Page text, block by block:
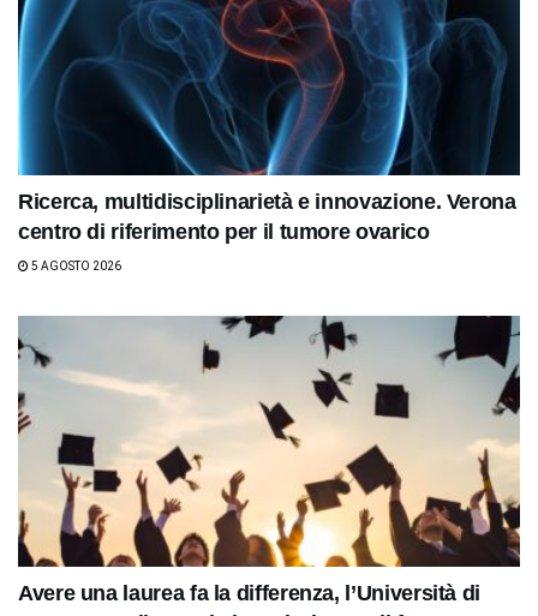
Ricerca, multidisciplinarietà e innovazione. Verona
centro di riferimento per il tumore ovarico
5 AGOSTO 2026
Avere una laurea fa la differenza, l’Università di